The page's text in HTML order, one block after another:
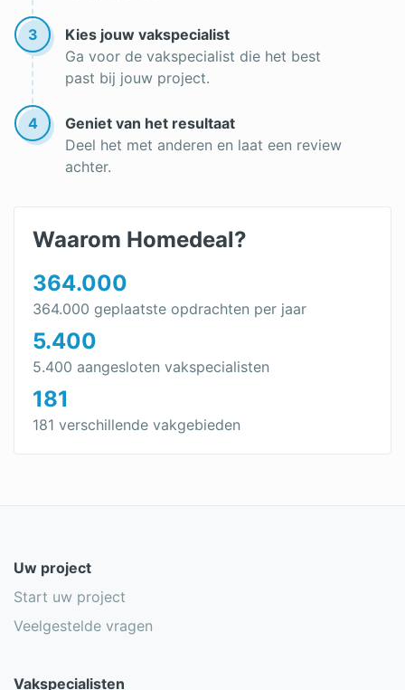
3
Kies jouw vakspecialist
Ga voor de vakspecialist die het best
past bij jouw project.
4
Geniet van het resultaat
Deel het met anderen en laat een review
achter.
Waarom Homedeal?
364.000
364.000 geplaatste opdrachten per jaar
5.400
5.400 aangesloten vakspecialisten
181
181 verschillende vakgebieden
Uw project
Start uw project
Veelgestelde vragen
Vakspecialisten